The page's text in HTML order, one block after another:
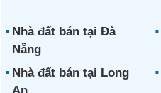
Nhà đất bán tại Đà
Nẵng
Nhà đất bán tại Long